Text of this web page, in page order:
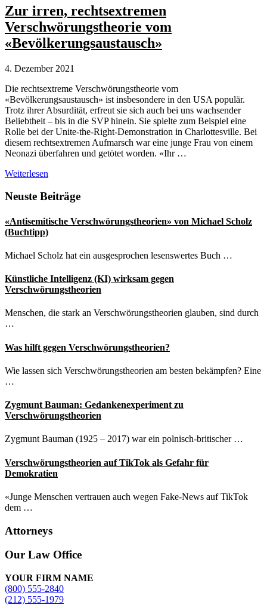
QAnon-
Gründer?
KI
überführt
Q
Zur irren, rechtsextremen
Verschwörungstheorie vom
«Bevölkerungsaustausch»
4. Dezember 2021
Die rechtsextreme Verschwörungstheorie vom
«Bevölkerungsaustausch» ist insbesondere in den USA populär.
Trotz ihrer Absurdität, erfreut sie sich auch bei uns wachsender
Beliebtheit – bis in die SVP hinein. Sie spielte zum Beispiel eine
Rolle bei der Unite-the-Right-Demonstration in Charlottesville. Bei
diesem rechtsextremen Aufmarsch war eine junge Frau von einem
Neonazi überfahren und getötet worden. «Ihr …
Zur
rechtsextremen
Verschwörungstheorie
vom
«Bevölkerungsaustausch»
Weiterlesen
Seitenspalte
Neuste Beiträge
«Antisemitische Verschwörungstheorien» von Michael Scholz
(Buchtipp)
Michael Scholz hat ein ausgesprochen lesenswertes Buch …
Künstliche Intelligenz (KI) wirksam gegen
Verschwörungstheorien
Menschen, die stark an Verschwörungstheorien glauben, sind durch
…
Was hilft gegen Verschwörungstheorien?
Wie lassen sich Verschwörungstheorien am besten bekämpfen? Eine
…
Zygmunt Bauman: Gedankenexperiment zu
Verschwörungstheorien
Zygmunt Bauman (1925 – 2017) war ein polnisch-britischer …
Verschwörungstheorien auf TikTok als Gefahr für
Demokratien
«Junge Menschen vertrauen auch wegen Fake-News auf TikTok
dem …
Attorneys
Site
Footer
Our Law Office
YOUR FIRM NAME
(800) 555-2840
(212) 555-1979